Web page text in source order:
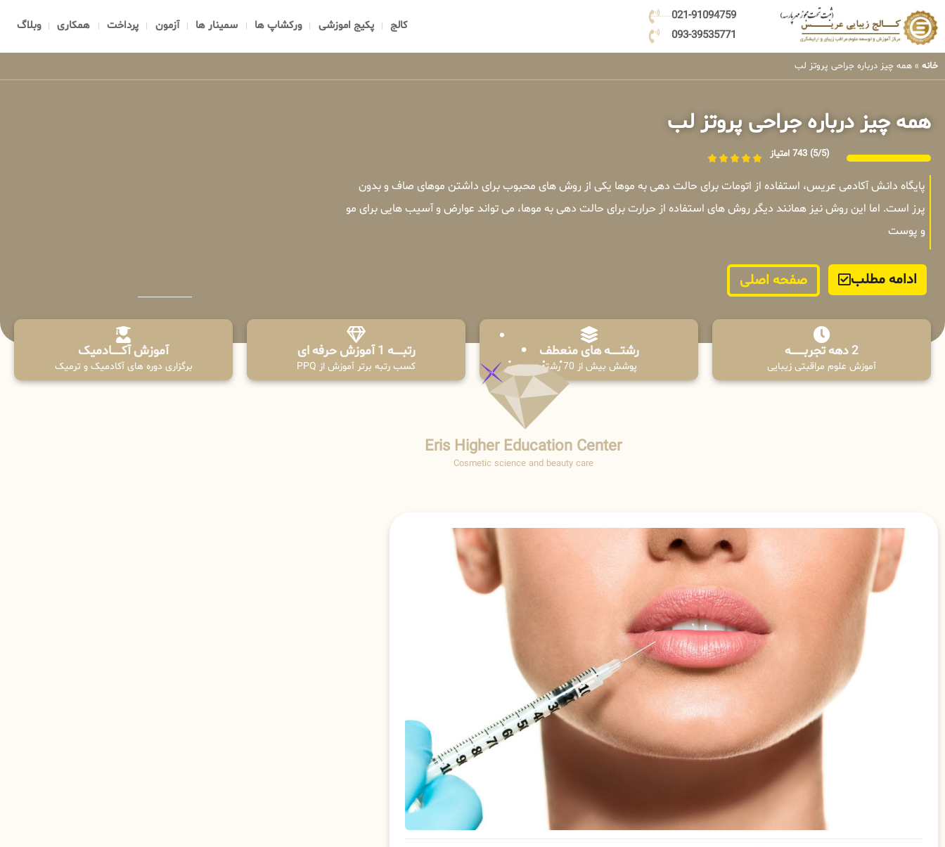
021-91094759
093-39535771
کالج پکیج اموزشی ورکشاپ ها سمینار ها آزمون پرداخت همکاری وبلاگ
خانه » همه چیز درباره جراحی پروتز لب
همه چیز درباره جراحی پروتز لب
(5/5) 743 امتیاز
پایگاه دانش آکادمی عریس، استفاده از اتومات برای حالت دهی به موها یکی از روش های محبوب برای داشتن موهای صاف و بدون
پرز است. اما این روش نیز همانند دیگر روش های استفاده از حرارت برای حالت دهی به موها، می تواند عوارض و آسیب هایی برای مو
و پوست
ادامه مطلب صفحه اصلی
2 دهه تجربـــــــــه
آموزش علوم مراقبتی زیبایی
رشتـــــــه های منعطف
پوشش بیش از 70 رشته
رتبــــــه 1 آموزش حرفه ای
کسب رتبه برتر آموزش از PPQ
آموزش آکـــــــادمیک
برگزاری دوره های آکادمیک و ترمیک
Eris Higher Education Center
Cosmetic science and beauty care